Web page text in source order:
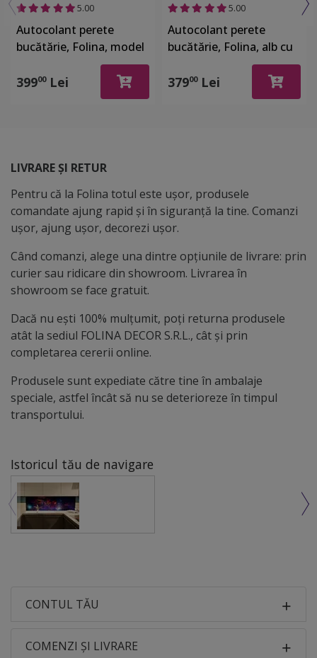
5.00
Autocolant perete
bucătărie, Folina, model
ceainice, rolă de 80x320
cm
39900Lei
5.00
Autocolant perete
bucătărie, Folina, alb cu
păpădii, rolă de 80x400
cm, cu racletă şi cutter
37900Lei
LIVRARE ȘI RETUR
Pentru că la Folina totul este ușor, produsele
comandate ajung rapid și în siguranță la tine. Comanzi
ușor, ajung ușor, decorezi ușor.
Când comanzi, alege una dintre opțiunile de livrare: prin
curier sau ridicare din showroom. Livrarea în
showroom se face gratuit.
Dacă nu ești 100% mulțumit, poți returna produsele
atât la sediul FOLINA DECOR S.R.L., cât și prin
completarea cererii online.
Produsele sunt expediate către tine în ambalaje
speciale, astfel încât să nu se deterioreze în timpul
transportului.
Istoricul tău de navigare
CONTUL TĂU
COMENZI ȘI LIVRARE